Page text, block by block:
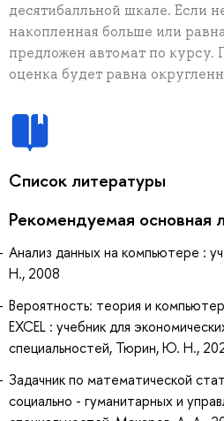
десятибалльной шкале. Если
накопленная больше или
предложен автомат по курсу.
оценка будет равна
Список литературы
Рекомендуемая основная
Анализ данных на компьютере :
Н., 2008
Вероятность: теория и
EXCEL : учебник для
специальностей, Тюрин, Ю. Н.,
Задачник по математической
социально - гуманитарных и